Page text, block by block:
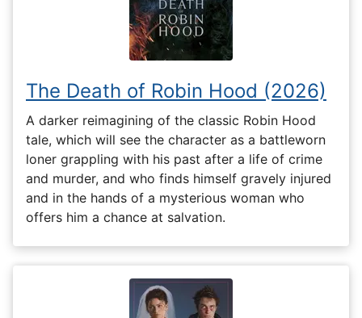
The Death of Robin Hood (2026)
A darker reimagining of the classic Robin Hood
tale, which will see the character as a battleworn
loner grappling with his past after a life of crime
and murder, and who finds himself gravely injured
and in the hands of a mysterious woman who
offers him a chance at salvation.